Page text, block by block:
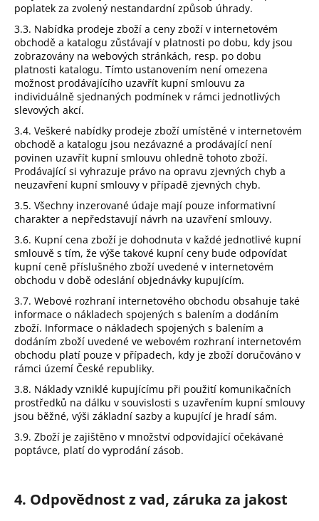
poplatek za zvolený nestandardní způsob úhrady.
3.3. Nabídka prodeje zboží a ceny zboží v internetovém
obchodě a katalogu zůstávají v platnosti po dobu, kdy jsou
zobrazovány na webových stránkách, resp. po dobu
platnosti katalogu. Tímto ustanovením není omezena
možnost prodávajícího uzavřít kupní smlouvu za
individuálně sjednaných podmínek v rámci jednotlivých
slevových akcí.
3.4. Veškeré nabídky prodeje zboží umístěné v internetovém
obchodě a katalogu jsou nezávazné a prodávající není
povinen uzavřít kupní smlouvu ohledně tohoto zboží.
Prodávající si vyhrazuje právo na opravu zjevných chyb a
neuzavření kupní smlouvy v případě zjevných chyb.
3.5. Všechny inzerované údaje mají pouze informativní
charakter a nepředstavují návrh na uzavření smlouvy.
3.6. Kupní cena zboží je dohodnuta v každé jednotlivé kupní
smlouvě s tím, že výše takové kupní ceny bude odpovídat
kupní ceně příslušného zboží uvedené v internetovém
obchodu v době odeslání objednávky kupujícím.
3.7. Webové rozhraní internetového obchodu obsahuje také
informace o nákladech spojených s balením a dodáním
zboží. Informace o nákladech spojených s balením a
dodáním zboží uvedené ve webovém rozhraní internetovém
obchodu platí pouze v případech, kdy je zboží doručováno v
rámci území České republiky.
3.8. Náklady vzniklé kupujícímu při použití komunikačních
prostředků na dálku v souvislosti s uzavřením kupní smlouvy
jsou běžné, výši základní sazby a kupující je hradí sám.
3.9. Zboží je zajištěno v množství odpovídající očekávané
poptávce, platí do vyprodání zásob.
4. Odpovědnost z vad, záruka za jakost